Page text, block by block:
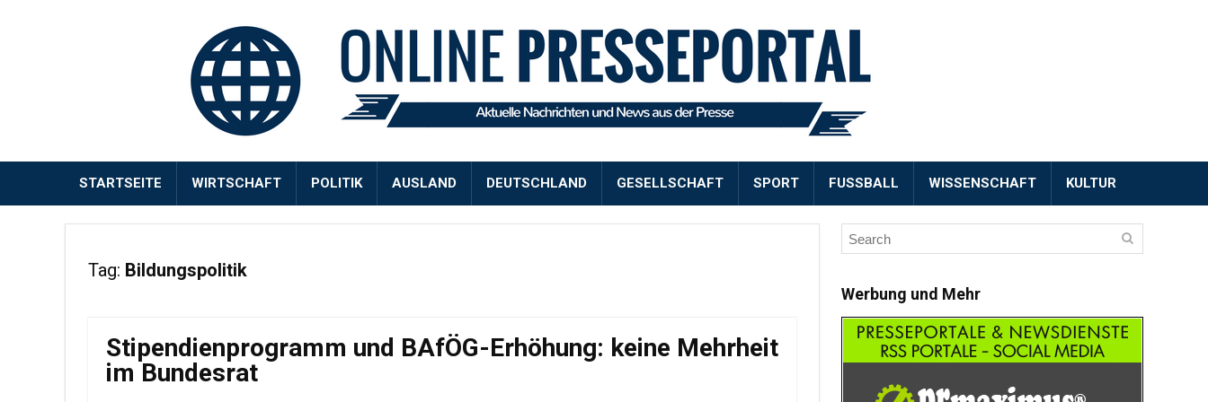
STARTSEITE WIRTSCHAFT POLITIK AUSLAND DEUTSCHLAND GESELLSCHAFT SPORT FUSSBALL WISSENSCHAFT KULTUR
Tag: Bildungspolitik
Stipendienprogramm und BAfÖG-Erhöhung: keine Mehrheit
im Bundesrat
Werbung und Mehr